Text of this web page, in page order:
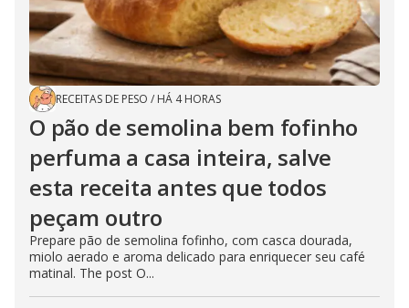
RECEITAS DE PESO / HÁ 4 HORAS
O pão de semolina bem fofinho
perfuma a casa inteira, salve
esta receita antes que todos
peçam outro
Prepare pão de semolina fofinho, com casca dourada,
miolo aerado e aroma delicado para enriquecer seu café
matinal. The post O...